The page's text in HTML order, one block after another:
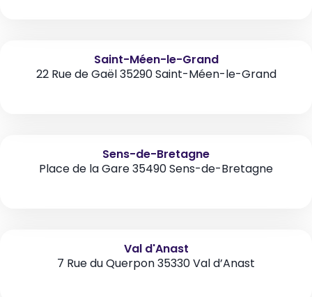
Saint-Méen-le-Grand
22 Rue de Gaël 35290 Saint-Méen-le-Grand
Sens-de-Bretagne
Place de la Gare 35490 Sens-de-Bretagne
Val d'Anast
7 Rue du Querpon 35330 Val d’Anast